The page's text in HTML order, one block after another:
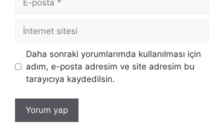
posta
İnternet
Daha sonraki yorumlarımda kullanılması için
adım, e-posta adresim ve site adresim bu
tarayıcıya kaydedilsin.